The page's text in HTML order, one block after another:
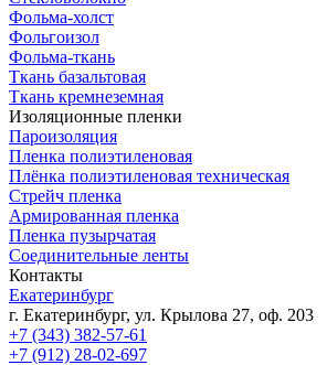
Фольма-холст
Фольгоизол
Фольма-ткань
Ткань базальтовая
Ткань кремнеземная
Изоляционные пленки
Пароизоляция
Пленка полиэтиленовая
Плёнка полиэтиленовая техническая
Стрейч пленка
Армированная пленка
Пленка пузырчатая
Соединительные ленты
Контакты
Екатеринбург
г. Екатеринбург, ул. Крылова 27, оф. 203
+7 (343) 382-57-61
+7 (912) 28-02-697